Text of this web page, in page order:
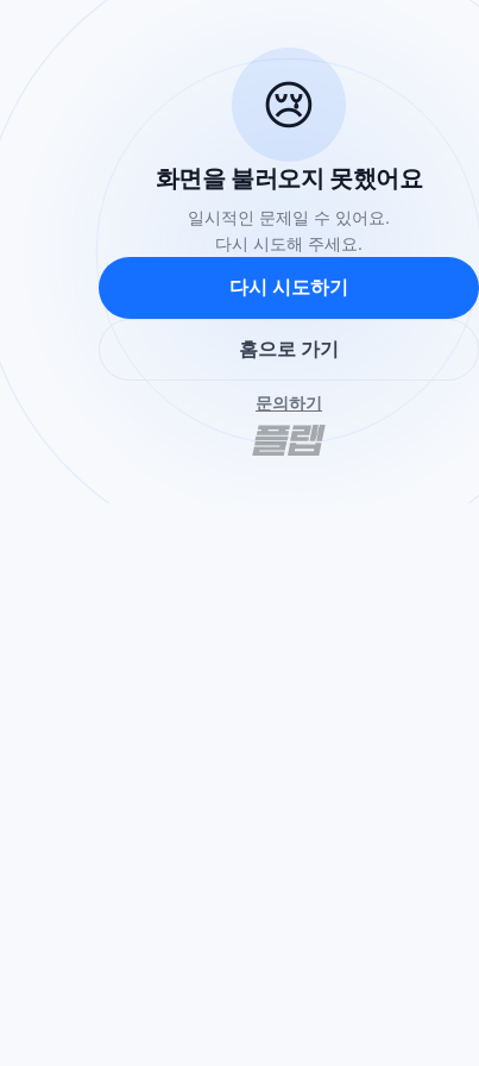
😢
화면을 불러오지 못했어요
일시적인 문제일 수 있어요.
다시 시도해 주세요.
다시 시도하기
홈으로 가기
문의하기